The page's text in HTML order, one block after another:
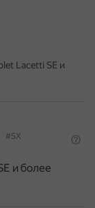
Lacetti SE и
#SX
и более